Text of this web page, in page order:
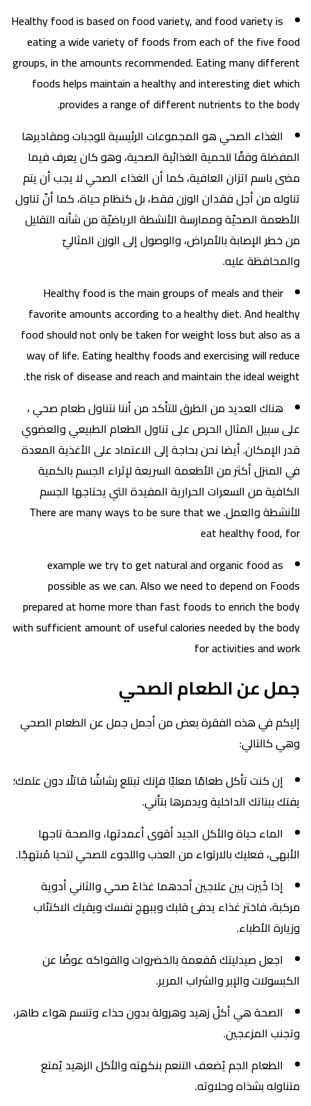
Healthy food is based on food variety, and food variety is
eating a wide variety of foods from each of the five food
groups, in the amounts recommended. Eating many different
foods helps maintain a healthy and interesting diet which
provides a range of different nutrients to the body.
الغذاء الصحي هو المجموعات الرئيسية للوجبات ومقاديرها
المفضلة وفقًا للحمية الغذائية الصحية، وهو كان يعرف فيما
مضى باسم اتزان العافية، كما أن الغذاء الصحي لا يجب أن يتم
تناوله من أجل فقدان الوزن فقط، بل كنظام حياة، كما أنّ تناول
الأطعمة الصحيّة وممارسة الأنشطة الرياضيّة من شأنه التقليل
من خطر الإصابة بالأمراض، والوصول إلى الوزن المثاليّ
والمحافظة عليه.
Healthy food is the main groups of meals and their
favorite amounts according to a healthy diet. And healthy
food should not only be taken for weight loss but also as a
way of life. Eating healthy foods and exercising will reduce
the risk of disease and reach and maintain the ideal weight.
هناك العديد من الطرق للتأكد من أننا نتناول طعام صحي ،
على سبيل المثال الحرص على تناول الطعام الطبيعي والعضوي
قدر الإمكان. أيضا نحن بحاجة إلى الاعتماد على الأغذية المعدة
في المنزل أكثر من الأطعمة السريعة لإثراء الجسم بالكمية
الكافية من السعرات الحرارية المفيدة التي يحتاجها الجسم
للأنشطة والعمل. There are many ways to be sure that we
eat healthy food, for
example we try to get natural and organic food as
possible as we can. Also we need to depend on Foods
prepared at home more than fast foods to enrich the body
with sufficient amount of useful calories needed by the body
for activities and work
جمل عن الطعام الصحي
إليكم في هذه الفقرة بعض من أجمل جمل عن الطعام الصحي
وهي كالتالي:
إن كنت تأكل طعامًا معلبًا فإنك تبتلع رشاشًا قاتلًا دون علمك؛
يفتك ببناتك الداخلية ويدمرها بتأني.
الماء حياة والأكل الجيد أقوى أعمدتها، والصحة تاجها
الأبهى، فعليك بالارتواء من العذب واللجوء للصحي لتحيا مُبتهجًا.
إذا خُيرت بين علاجين أحدهما غذاءً صحي والثاني أدوية
مركبة، فاختر غذاء يدفئ قلبك ويبهج نفسك ويقيك الاكتئاب
وزيارة الأطباء.
اجعل صيدليتك مُفعمة بالخضروات والفواكه عوضًا عن
الكبسولات والإبر والشراب المرير.
الصحة هي أكلٌ زهيد وهرولة بدون حذاء وتنسم هواء طاهر،
وتجنب المزعجين.
الطعام الجم يُضعف التنعم بنكهته والأكل الزهيد يُمتع
متناوله بشذاه وحلاوته.